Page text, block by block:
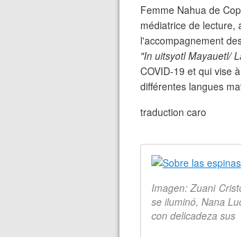
Femme Nahua de
médiatrice de lecture,
l'accompagnement
"In uitsyotl Mayauetl/
COVID-19 et qui vise
différentes langues
traduction caro
Imagen: Zuani
se iluminó, Nana
con delicadeza sus